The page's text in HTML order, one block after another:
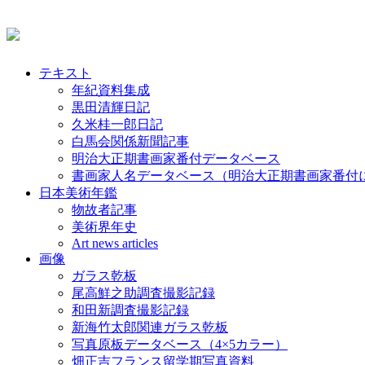
テキスト
年紀資料集成
黒田清輝日記
久米桂一郎日記
白馬会関係新聞記事
明治大正期書画家番付データベース
書画家人名データベース（明治大正期書画家番付
日本美術年鑑
物故者記事
美術界年史
Art news articles
画像
ガラス乾板
尾高鮮之助調査撮影記録
和田新調査撮影記録
新海竹太郎関連ガラス乾板
写真原板データベース（4×5カラー）
畑正吉フランス留学期写真資料